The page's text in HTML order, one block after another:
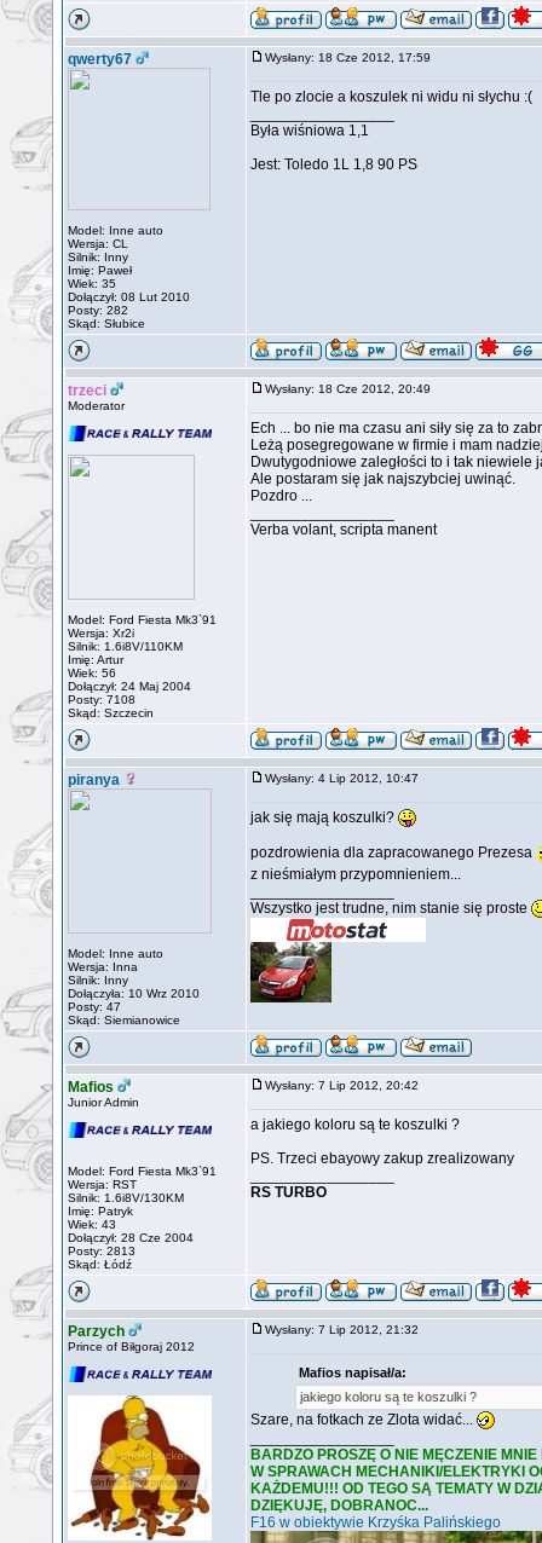
qwerty67
Model: Inne auto
Wersja: CL
Silnik: Inny
Imię: Paweł
Wiek: 35
Dołączył: 08 Lut 2010
Posty: 282
Skąd: Słubice
Wysłany: 18 Cze 2012, 17:59
Tle po zlocie a koszulek ni widu ni słychu :(
Była wiśniowa 1,1
Jest: Toledo 1L 1,8 90 PS
trzeci
Moderator
Model: Ford Fiesta Mk3`91
Wersja: Xr2i
Silnik: 1.6i8V/110KM
Imię: Artur
Wiek: 56
Dołączył: 24 Maj 2004
Posty: 7108
Skąd: Szczecin
Wysłany: 18 Cze 2012, 20:49
Ech ... bo nie ma czasu ani siły się za to
Leżą posegregowane w firmie i mam
Dwutygodniowe zaległości to i tak niewiele
Ale postaram się jak najszybciej uwinąć.
Pozdro ...
Verba volant, scripta manent
piranya
Model: Inne auto
Wersja: Inna
Silnik: Inny
Dołączyła: 10 Wrz 2010
Posty: 47
Skąd: Siemianowice
Wysłany: 4 Lip 2012, 10:47
jak się mają koszulki?
pozdrowienia dla zapracowanego Prezesa
z nieśmiałym przypomnieniem...
Wszystko jest trudne, nim stanie się proste
Mafios
Junior Admin
Model: Ford Fiesta Mk3`91
Wersja: RST
Silnik: 1.6i8V/130KM
Imię: Patryk
Wiek: 43
Dołączył: 28 Cze 2004
Posty: 2813
Skąd: Łódź
Wysłany: 7 Lip 2012, 20:42
a jakiego koloru są te koszulki ?
PS. Trzeci ebayowy zakup zrealizowany
RS TURBO
Parzych
Prince of Biłgoraj 2012
Wysłany: 7 Lip 2012, 21:32
Mafios napisał/a:
jakiego koloru są te koszulki ?
Szare, na fotkach ze Zlota widać...
BARDZO PROSZĘ O NIE MĘCZENIE
W SPRAWACH MECHANIKI/ELEKTRYKI
KAŻDEMU!!! OD TEGO SĄ TEMATY W
DZIĘKUJĘ, DOBRANOC...
F16 w obiektywie Krzyśka Palińskiego